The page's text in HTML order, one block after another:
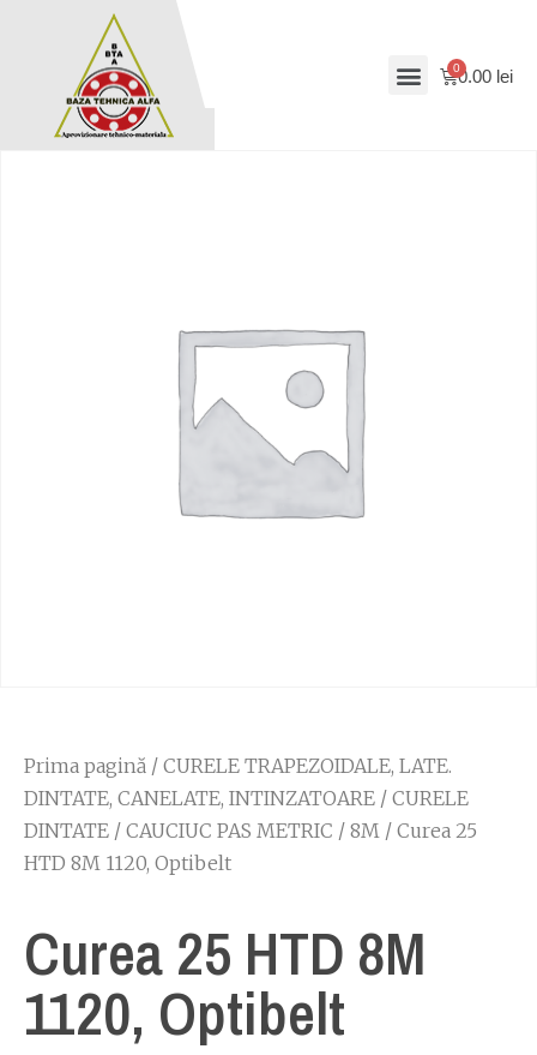
0.00 lei
Prima pagină / CURELE TRAPEZOIDALE, LATE.
DINTATE, CANELATE, INTINZATOARE / CURELE
DINTATE / CAUCIUC PAS METRIC / 8M / Curea 25
HTD 8M 1120, Optibelt
Curea 25 HTD 8M
1120, Optibelt